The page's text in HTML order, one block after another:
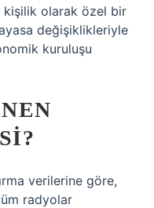
olarak özel bir
değişiklikleriyle
kuruluşu
verilerine göre,
radyolar